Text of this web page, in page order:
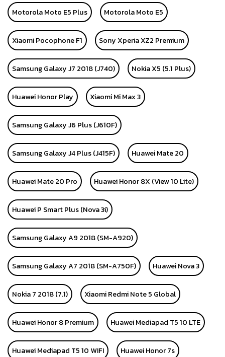
Motorola Moto E5 Plus Motorola Moto E5
Xiaomi Pocophone F1 Sony Xperia XZ2 Premium
Samsung Galaxy J7 2018 (J740) Nokia X5 (5.1 Plus)
Huawei Honor Play Xiaomi Mi Max 3
Samsung Galaxy J6 Plus (J610F)
Samsung Galaxy J4 Plus (J415F) Huawei Mate 20
Huawei Mate 20 Pro Huawei Honor 8X (View 10 Lite)
Huawei P Smart Plus (Nova 3i)
Samsung Galaxy A9 2018 (SM-A920)
Samsung Galaxy A7 2018 (SM-A750F) Huawei Nova 3
Nokia 7 2018 (7.1) Xiaomi Redmi Note 5 Global
Huawei Honor 8 Premium Huawei Mediapad T5 10 LTE
Huawei Mediapad T5 10 WIFI Huawei Honor 7s